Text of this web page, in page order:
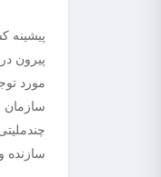
سازمان
سازنده و